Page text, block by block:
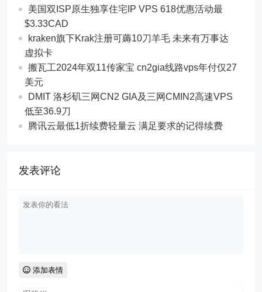
美国双ISP原生独享住宅IP VPS 618优惠活动最
$3.33CAD
kraken旗下Krak注册可薅10刀羊毛 未来有万事达
虚拟卡
搬瓦工2024年双11传家宝 cn2gia线路vps年付仅27
美元
DMIT 洛杉矶三网CN2 GIA及三网CMIN2高速VPS
低至36.9刀
腾讯云最低1折续费轻量云 满足要求的记得续费
发表评论
添加表情